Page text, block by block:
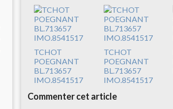
TCHOT
POEGNANT
BL.713657
IMO.8541517
TCHOT
POEGNANT
BL.713657
IMO.8541517
Commenter cet article